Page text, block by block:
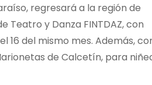
regresará a la región de
Teatro y Danza FINTDAZ, con
16 del mismo mes. Además,
de Calcetín, para